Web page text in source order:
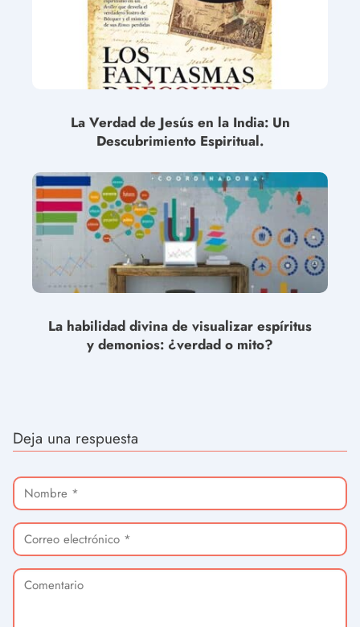
La Verdad de Jesús en la India: Un
Descubrimiento Espiritual.
La habilidad divina de visualizar espíritus
y demonios: ¿verdad o mito?
Deja una respuesta